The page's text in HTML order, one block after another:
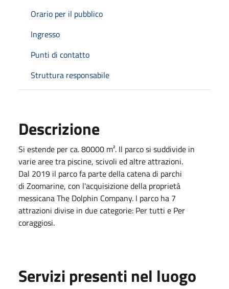
Orario per il pubblico
Ingresso
Punti di contatto
Struttura responsabile
Descrizione
Si estende per ca. 80000 m². Il parco si suddivide in
varie aree tra piscine, scivoli ed altre attrazioni.
Dal 2019 il parco fa parte della catena di parchi
di Zoomarine, con l'acquisizione della proprietà
messicana The Dolphin Company. l parco ha 7
attrazioni divise in due categorie: Per tutti e Per
coraggiosi.
Servizi presenti nel luogo